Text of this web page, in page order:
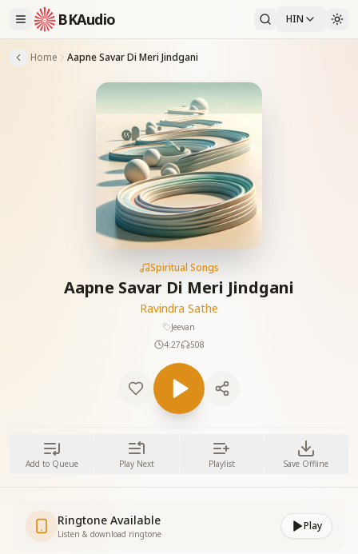
BKAudio HIN
Home Aapne Savar Di Meri Jindgani
Spiritual Songs
Aapne Savar Di Meri Jindgani
Ravindra Sathe
Jeevan
4:27
508
Add to Queue Play Next Playlist Save Offline
Ringtone Available
Listen & download ringtone
Play